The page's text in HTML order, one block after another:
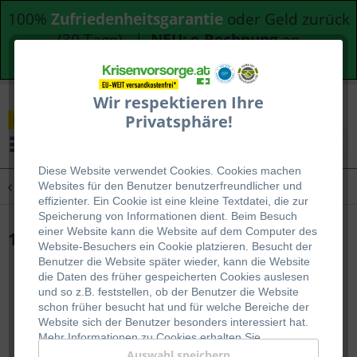
100% Zufriedenheitsgarantie oder Geld zurück
(30 Tage) |NEU: e-Rechnungan
Bundesdienststellen
Wir respektieren Ihre
Privatsphäre!
Diese Website verwendet Cookies. Cookies machen
Websites für den Benutzer benutzerfreundlicher und
effizienter. Ein Cookie ist eine kleine Textdatei, die zur
Speicherung von Informationen dient. Beim Besuch
einer Website kann die Website auf dem Computer des
Website-Besuchers ein Cookie platzieren. Besucht der
Benutzer die Website später wieder, kann die Website
die Daten des früher gespeicherten Cookies auslesen
und so z.B. feststellen, ob der Benutzer die Website
schon früher besucht hat und für welche Bereiche der
Website sich der Benutzer besonders interessiert hat.
Mehr Informationen zu Cookies erhalten Sie
Übersicht Notvorrat
1 MonatsPaket mit Fleischgerichten